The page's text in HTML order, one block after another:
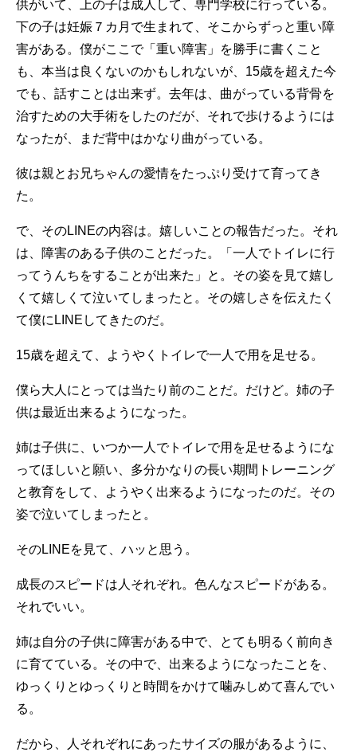
供がいて、上の子は成人して、専門学校に行っている。
下の子は妊娠７カ月で生まれて、そこからずっと重い障
害がある。僕がここで「重い障害」を勝手に書くこと
も、本当は良くないのかもしれないが、15歳を超えた今
でも、話すことは出来ず。去年は、曲がっている背骨を
治すための大手術をしたのだが、それで歩けるようには
なったが、まだ背中はかなり曲がっている。
彼は親とお兄ちゃんの愛情をたっぷり受けて育ってき
た。
で、そのLINEの内容は。嬉しいことの報告だった。それ
は、障害のある子供のことだった。「一人でトイレに行
ってうんちをすることが出来た」と。その姿を見て嬉し
くて嬉しくて泣いてしまったと。その嬉しさを伝えたく
て僕にLINEしてきたのだ。
15歳を超えて、ようやくトイレで一人で用を足せる。
僕ら大人にとっては当たり前のことだ。だけど。姉の子
供は最近出来るようになった。
姉は子供に、いつか一人でトイレで用を足せるようにな
ってほしいと願い、多分かなりの長い期間トレーニング
と教育をして、ようやく出来るようになったのだ。その
姿で泣いてしまったと。
そのLINEを見て、ハッと思う。
成長のスピードは人それぞれ。色んなスピードがある。
それでいい。
姉は自分の子供に障害がある中で、とても明るく前向き
に育てている。その中で、出来るようになったことを、
ゆっくりとゆっくりと時間をかけて噛みしめて喜んでい
る。
だから、人それぞれにあったサイズの服があるように、